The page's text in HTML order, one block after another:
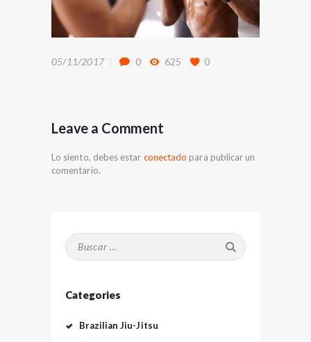
05/11/2017 0 625 0
Leave a Comment
Lo siento, debes estar conectado para publicar un
comentario.
Buscar:
Categories
Brazilian Jiu-Jitsu